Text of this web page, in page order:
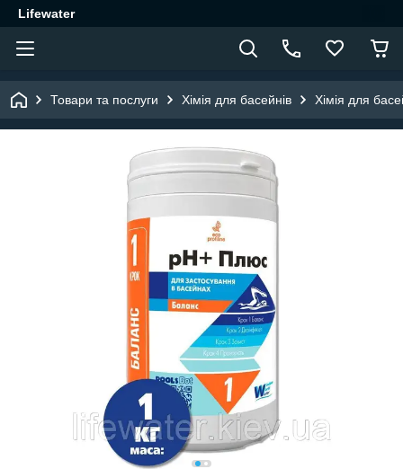
Lifewater
Товари та послуги Хімія для басейнів Хімія для